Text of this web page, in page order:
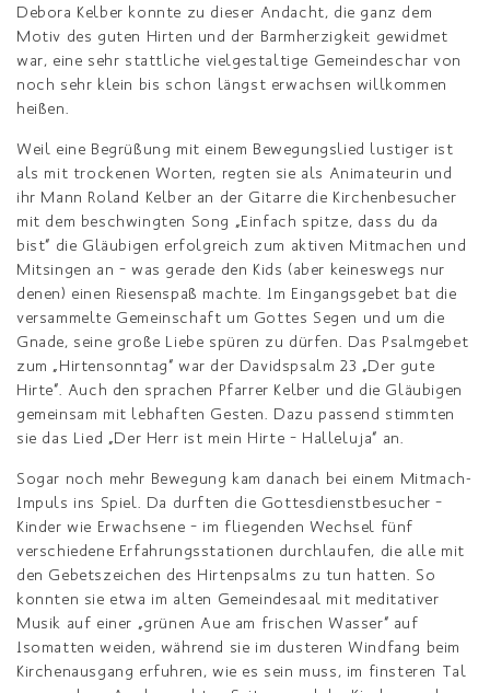
Debora Kelber konnte zu dieser Andacht, die ganz dem
Motiv des guten Hirten und der Barmherzigkeit gewidmet
war, eine sehr stattliche vielgestaltige Gemeindeschar von
noch sehr klein bis schon längst erwachsen willkommen
heißen.
Weil eine Begrüßung mit einem Bewegungslied lustiger ist
als mit trockenen Worten, regten sie als Animateurin und
ihr Mann Roland Kelber an der Gitarre die Kirchenbesucher
mit dem beschwingten Song „Einfach spitze, dass du da
bist“ die Gläubigen erfolgreich zum aktiven Mitmachen und
Mitsingen an – was gerade den Kids (aber keineswegs nur
denen) einen Riesenspaß machte. Im Eingangsgebet bat die
versammelte Gemeinschaft um Gottes Segen und um die
Gnade, seine große Liebe spüren zu dürfen. Das Psalmgebet
zum „Hirtensonntag“ war der Davidspsalm 23 „Der gute
Hirte“ . Auch den sprachen Pfarrer Kelber und die Gläubigen
gemeinsam mit lebhaften Gesten. Dazu passend stimmten
sie das Lied „Der Herr ist mein Hirte – Halleluja“ an.
Sogar noch mehr Bewegung kam danach bei einem Mitmach-
Impuls ins Spiel. Da durften die Gottesdienstbesucher –
Kinder wie Erwachsene – im fliegenden Wechsel fünf
verschiedene Erfahrungsstationen durchlaufen, die alle mit
den Gebetszeichen des Hirtenpsalms zu tun hatten. So
konnten sie etwa im alten Gemeindesaal mit meditativer
Musik auf einer „grünen Aue am frischen Wasser“ auf
Isomatten weiden, während sie im dusteren Windfang beim
Kirchenausgang erfuhren, wie es sein muss, im finsteren Tal